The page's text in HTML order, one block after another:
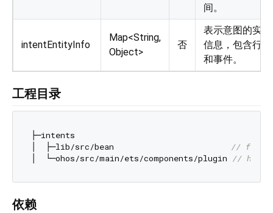
间。
intentEntityInfo
Map<String,
Object>
否
表示意图的实体
信息，包含行为
和事件。
工程目录
├─intents
│  ├─lib/src/bean //
│  └─ohos/src/main/ets/components/plugin //
依赖